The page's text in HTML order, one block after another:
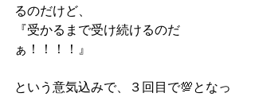
るのだけど、
『受かるまで受け続けるのだ
ぁ！！！！』
という意気込みで、３回目で💯となっ